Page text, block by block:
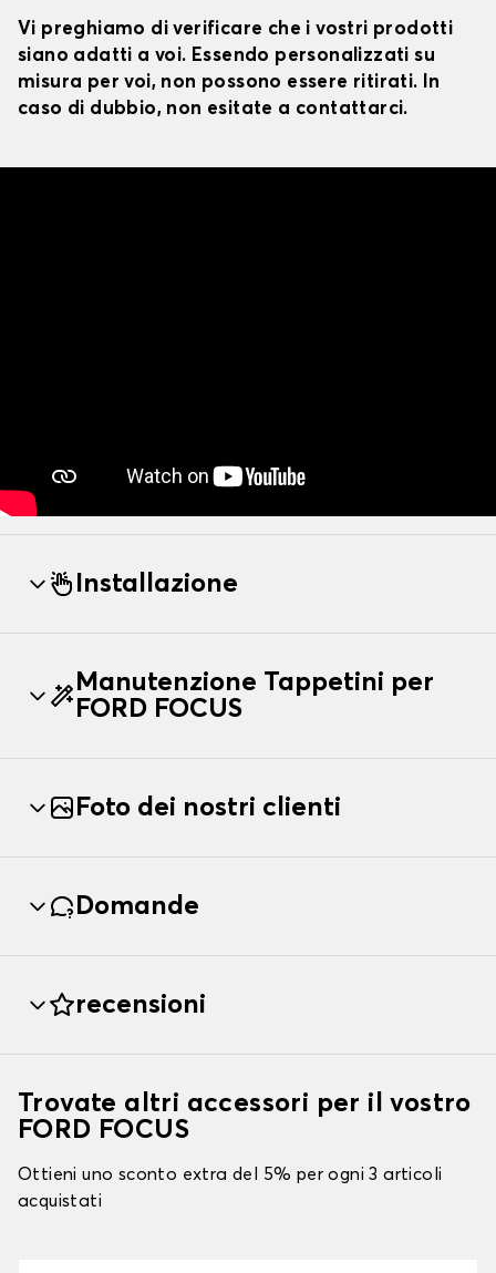
Vi preghiamo di verificare che i vostri prodotti
siano adatti a voi. Essendo personalizzati su
misura per voi, non possono essere ritirati. In
caso di dubbio, non esitate a contattarci.
Installazione
Manutenzione Tappetini per
FORD FOCUS
Foto dei nostri clienti
Domande
recensioni
Trovate altri accessori per il vostro
FORD FOCUS
Ottieni uno sconto extra del 5% per ogni 3 articoli
acquistati